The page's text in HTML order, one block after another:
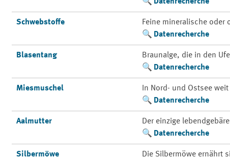
Schwebstoffe
Feine mineralische oder
Datenrecherche
Blasentang
Braunalge, die in den
Datenrecherche
Miesmuschel
In Nord- und Ostsee
Datenrecherche
Aalmutter
Der einzige
Datenrecherche
Silbermöwe
Die Silbermöwe ernährt